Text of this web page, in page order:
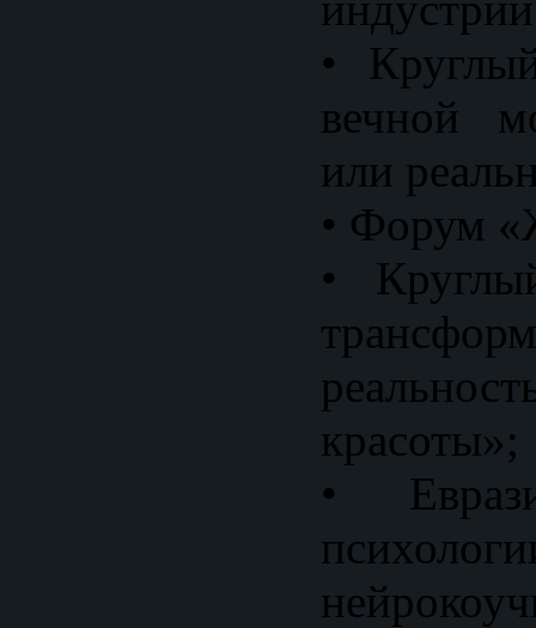
•
вечной
или
• Форум
•
красоты»;
•